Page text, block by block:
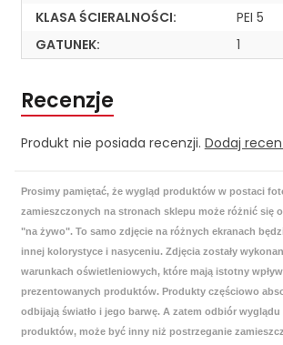
KLASA ŚCIERALNOŚCI:
PEI 5
GATUNEK:
1
Recenzje
Produkt nie posiada recenzji. Dodaj
Prosimy pamiętać, że wygląd produktów w postaci
zamieszczonych na stronach sklepu może różnić się
"na żywo". To samo zdjęcie na różnych ekranach
innej kolorystyce i nasyceniu. Zdjęcia zostały
warunkach oświetleniowych, które mają istotny
prezentowanych produktów. Produkty częściowo
odbijają światło i jego barwę. A zatem odbiór
produktów, może być inny niż postrzeganie